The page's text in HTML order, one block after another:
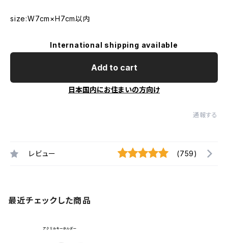
size:W7cm×H7cm以内
International shipping available
Add to cart
日本国内にお住まいの方向け
通報する
レビュー (759)
最近チェックした商品